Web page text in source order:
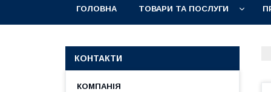
ГОЛОВНА ТОВАРИ ТА ПОСЛУГИ
КОНТАКТИ